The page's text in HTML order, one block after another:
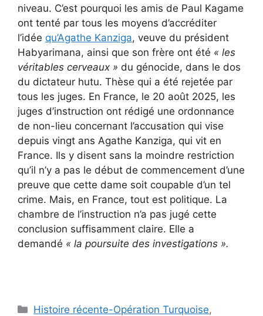
niveau. C’est pourquoi les amis de Paul Kagame
ont tenté par tous les moyens d’accréditer
l’idée qu’Agathe Kanziga, veuve du président
Habyarimana, ainsi que son frère ont été « les
véritables cerveaux » du génocide, dans le dos
du dictateur hutu. Thèse qui a été rejetée par
tous les juges. En France, le 20 août 2025, les
juges d’instruction ont rédigé une ordonnance
de non-lieu concernant l’accusation qui vise
depuis vingt ans Agathe Kanziga, qui vit en
France. Ils y disent sans la moindre restriction
qu’il n’y a pas le début de commencement d’une
preuve que cette dame soit coupable d’un tel
crime. Mais, en France, tout est politique. La
chambre de l’instruction n’a pas jugé cette
conclusion suffisamment claire. Elle a
demandé « la poursuite des investigations ».
Catégories
Histoire récente-Opération Turquoise,